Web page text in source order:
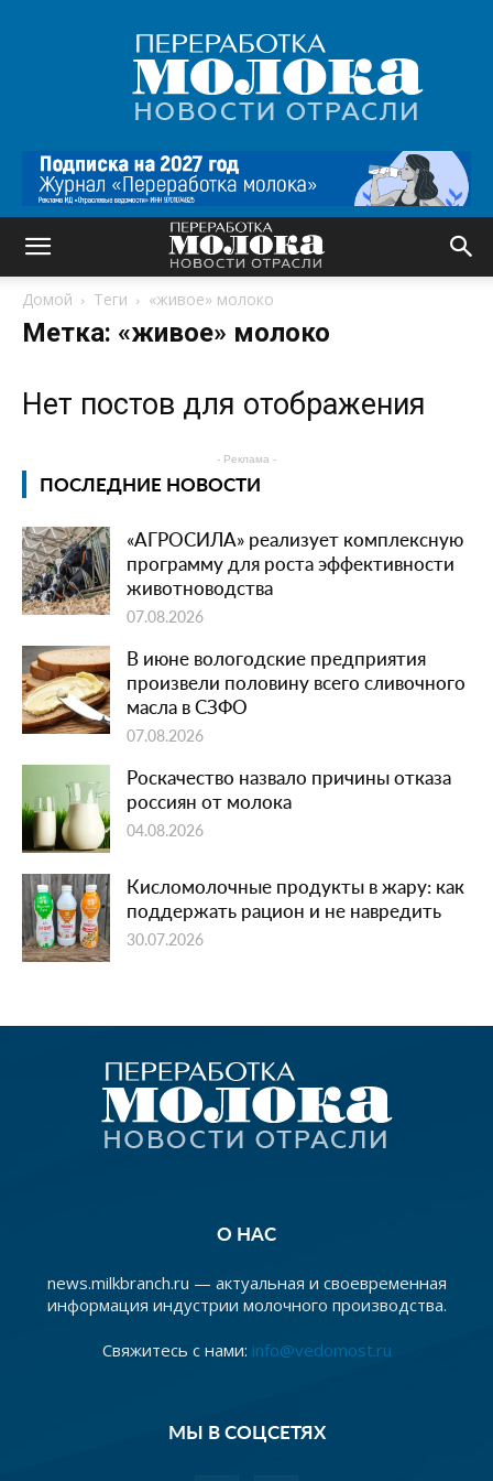
Переработка
молока
|
Новости
Домой Теги «живое» молоко
Метка: «живое» молоко
Нет постов для отображения
- Реклама -
ПОСЛЕДНИЕ НОВОСТИ
«АГРОСИЛА» реализует комплексную
программу для роста эффективности
животноводства
07.08.2026
В июне вологодские предприятия
произвели половину всего сливочного
масла в СЗФО
07.08.2026
Роскачество назвало причины отказа
россиян от молока
04.08.2026
Кисломолочные продукты в жару: как
поддержать рацион и не навредить
30.07.2026
О НАС
news.milkbranch.ru — актуальная и своевременная
информация индустрии молочного производства.
Свяжитесь с нами: info@vedomost.ru
МЫ В СОЦСЕТЯХ